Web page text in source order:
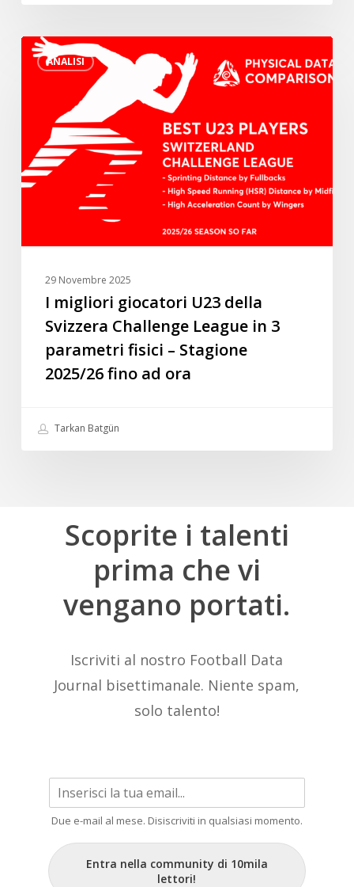
turco”.
ANALISI
migliori
Svizzera
Challenge
League
parametri
Stagione
2025/26
29 Novembre 2025
I migliori giocatori U23 della
Svizzera Challenge League in 3
parametri fisici – Stagione
2025/26 fino ad ora
Tarkan Batgün
Scoprite i talenti
prima che vi
vengano portati.
Iscriviti al nostro Football Data
Journal bisettimanale. Niente spam,
solo talento!
Due e-mail al mese. Disiscriviti in qualsiasi momento.
Entra nella community di 10mila
lettori!